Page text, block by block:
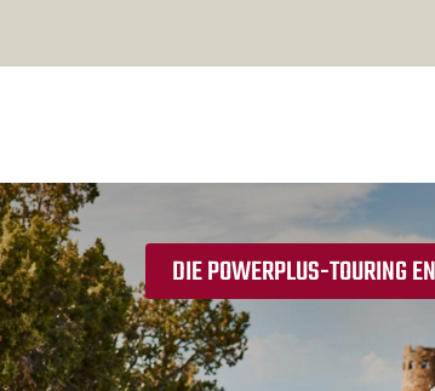
DIE POWERPLUS-TOURING